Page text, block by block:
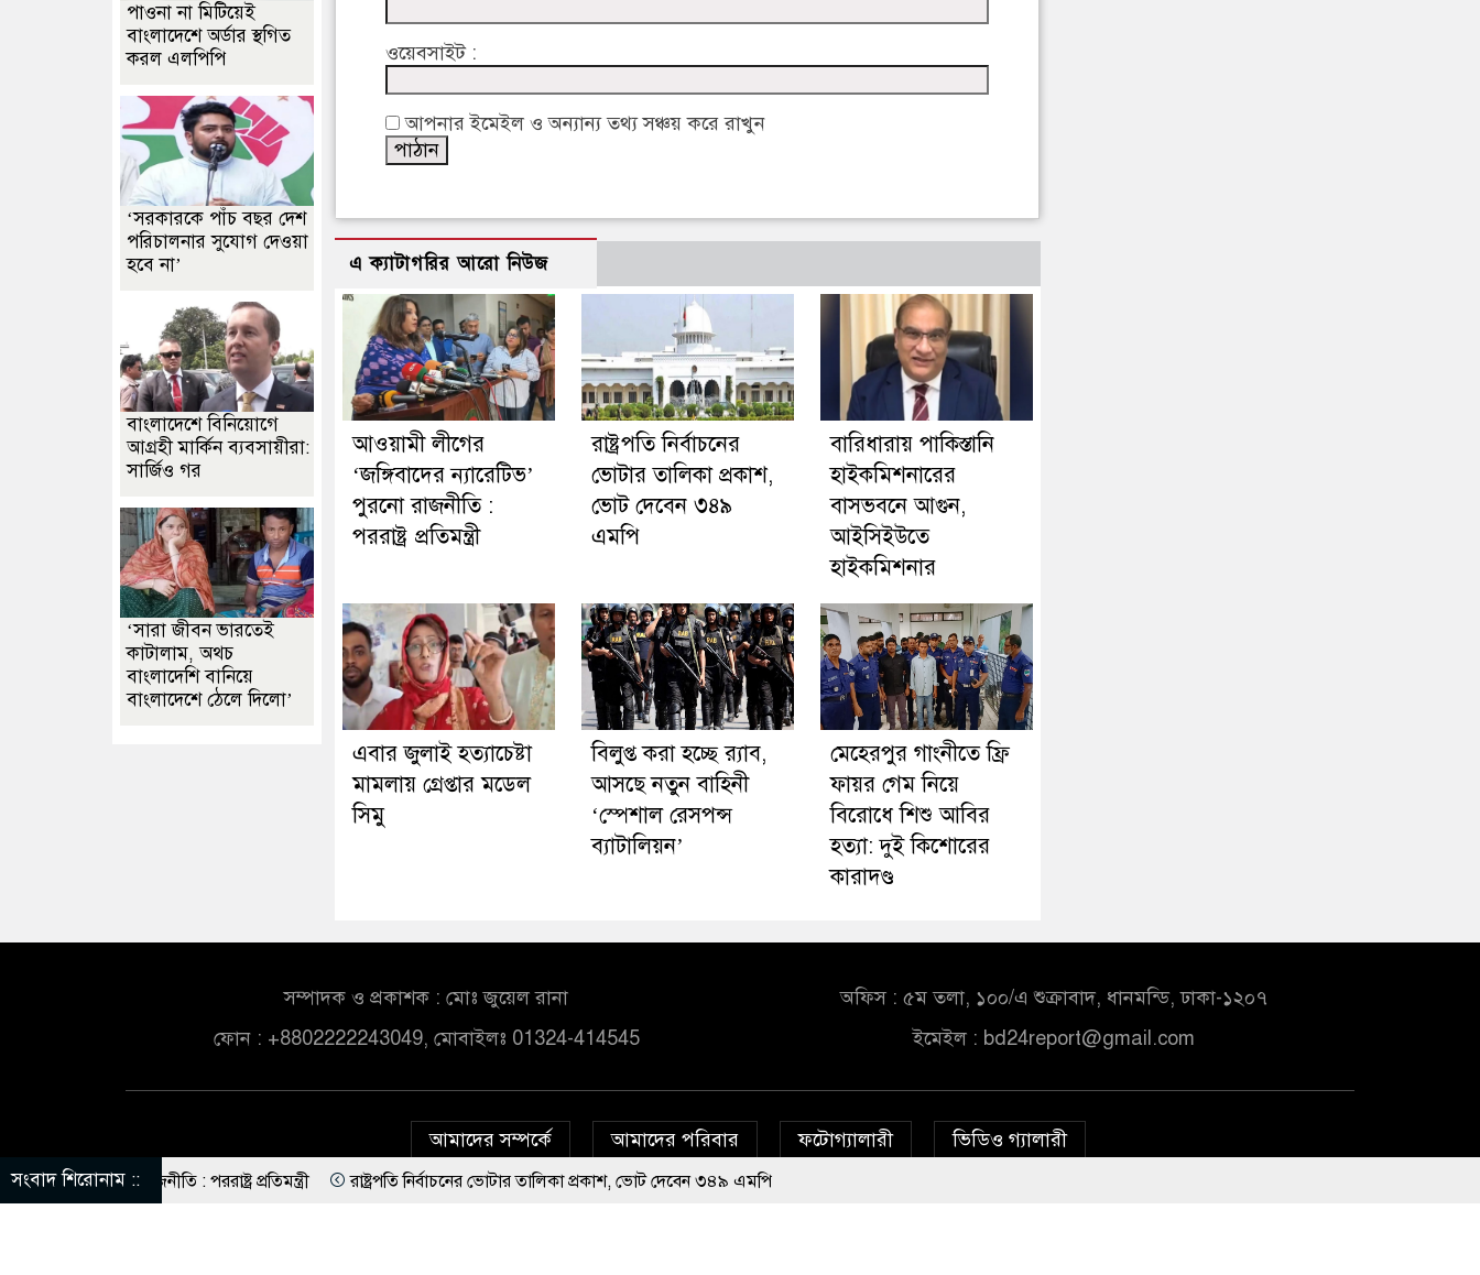
ওয়েবসাইট :
আপনার ইমেইল ও অন্যান্য তথ্য সঞ্চয় করে রাখুন
এ ক্যাটাগরির আরো নিউজ
আওয়ামী লীগের
‘জঙ্গিবাদের ন্যারেটিভ’
পুরনো রাজনীতি :
পররাষ্ট্র প্রতিমন্ত্রী
রাষ্ট্রপতি নির্বাচনের
ভোটার তালিকা প্রকাশ,
ভোট দেবেন ৩৪৯
এমপি
বারিধারায় পাকিস্তানি
হাইকমিশনারের
বাসভবনে আগুন,
আইসিইউতে
হাইকমিশনার
এবার জুলাই হত্যাচেষ্টা
মামলায় গ্রেপ্তার মডেল
সিমু
বিলুপ্ত করা হচ্ছে র‍্যাব,
আসছে নতুন বাহিনী
‘স্পেশাল রেসপন্স
ব্যাটালিয়ন’
মেহেরপুর গাংনীতে ফ্রি
ফায়র গেম নিয়ে
বিরোধে শিশু আবির
হত্যা: দুই কিশোরের
কারাদণ্ড
পাওনা না মিটিয়েই
বাংলাদেশে অর্ডার স্থগিত
করল এলপিপি
‘সরকারকে পাঁচ বছর দেশ
পরিচালনার সুযোগ দেওয়া
হবে না’
বাংলাদেশে বিনিয়োগে
আগ্রহী মার্কিন ব্যবসায়ীরা:
সার্জিও গর
‘সারা জীবন ভারতেই
কাটালাম, অথচ
বাংলাদেশি বানিয়ে
বাংলাদেশে ঠেলে দিলো’
সম্পাদক ও প্রকাশক : মোঃ জুয়েল রানা
ফোন : +8802222243049, মোবাইলঃ 01324-414545
অফিস : ৫ম তলা, ১০০/এ শুক্রাবাদ, ধানমন্ডি, ঢাকা-১২০৭
ইমেইল : bd24report@gmail.com
আমাদের সম্পর্কে আমাদের পরিবার ফটোগ্যালারী ভিডিও গ্যালারী
সংবাদ শিরোনাম ::
রাজনীতি : পররাষ্ট্র প্রতিমন্ত্রী রাষ্ট্রপতি নির্বাচনের ভোটার তালিকা প্রকাশ, ভোট দেবেন ৩৪৯ এমপি